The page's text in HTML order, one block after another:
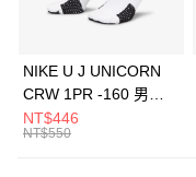
上海商業儲蓄銀行
元大商業銀行
Apple Pay
全盈+PAY
AFTEE先享後付
NIKE U J UNICORN
CRW 1PR -160 男女
中統襪 FZ3393100
NT$446
NT$550